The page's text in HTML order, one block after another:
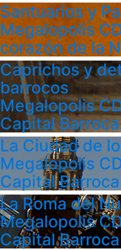
Santuarios y
Megalopolis
corazón de la
Caprichos y
barrocos
Megalopolis
Capital Barroca
La Ciudad de
Megalopolis
Capital Barroca
La Roma del
Megalopolis
Capital Barroca